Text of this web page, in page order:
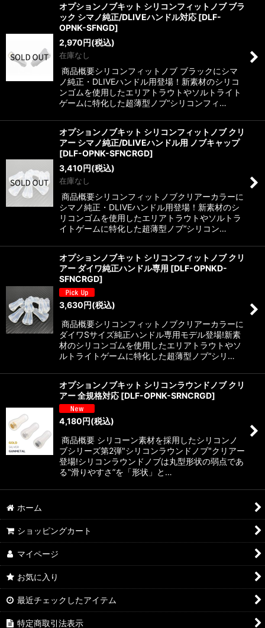
オプションノブキット シリコンフィットノブ ブラ
ック シマノ純正/DLIVEハンドル対応 [DLF-
OPNK-SFNGD]
2,970円(税込)
在庫なし
商品概要シリコンフィットノブ ブラックにシマ
ノ純正・DLIVEハンドル用登場！新素材のシリコ
ンゴムを使用したエリアトラウトやソルトライト
ゲームに特化した超薄型ノブ“シリコンフィ…
オプションノブキット シリコンフィットノブ クリ
アー シマノ純正/DLIVEハンドル用 ノブキャップ
[DLF-OPNK-SFNCRGD]
3,410円(税込)
在庫なし
商品概要シリコンフィットノブクリアーカラーに
シマノ純正・DLIVEハンドル用登場！新素材のシ
リコンゴムを使用したエリアトラウトやソルトラ
イトゲームに特化した超薄型ノブ“シリコン…
オプションノブキット シリコンフィットノブ クリ
アー ダイワ純正ハンドル専用 [DLF-OPNKD-
SFNCRGD]
3,630円(税込)
商品概要シリコンフィットノブクリアーカラーに
ダイワSサイズ純正ハンドル専用モデル登場!新素
材のシリコンゴムを使用したエリアトラウトやソ
ルトライトゲームに特化した超薄型ノブ“シリ…
オプションノブキット シリコンラウンドノブ クリ
アー 全規格対応 [DLF-OPNK-SRNCRGD]
4,180円(税込)
商品概要 シリコーン素材を採用したシリコンノ
ブシリーズ第2弾"シリコンラウンドノブ"クリアー
登場!シリコンラウンドノブは丸型形状の弱点であ
る‟滑りやすさ”を「形状」と…
ホーム
ショッピングカート
マイページ
お気に入り
最近チェックしたアイテム
特定商取引法表示